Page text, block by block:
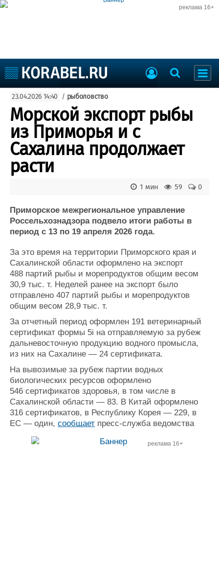
реклама 16+
Судоходство
Судоремонт
События
Пресс-релизы
Порты
Рыболовство
ВМФ
Образование
Яхты и катера
Еще
Пульс
Новости
Компании
Работа
Крюинг
Журнал
Реклама
Доска объявлений
Продажа флота
Оборудование
Материалы
Услуги
Конференции
Выставки и семинары
Личности
Словарь
Флот
Галерея флота
Форум
Отзывы
Все службы
23.04.2026 14:40 / рыболовство
Морской экспорт рыбы
из Приморья и с
Сахалина продолжает
расти
0
59
1 мин
Приморское межрегиональное управление
Россельхознадзора подвело итоги работы в
период с 13 по 19 апреля 2026 года.
За это время на территории Приморского края и
Сахалинской области оформлено на экспорт
488 партий рыбы и морепродуктов общим весом
30,9 тыс. т. Неделей ранее на экспорт было
отправлено 407 партий рыбы и морепродуктов
общим весом 28,9 тыс. т.
За отчетный период оформлен 191 ветеринарный
сертификат формы 5i на отправляемую за рубеж
дальневосточную продукцию водного промысла,
из них на Сахалине — 24 сертификата.
На вывозимые за рубеж партии водных
биологических ресурсов оформлено
546 сертификатов здоровья, в том числе в
Сахалинской области — 83. В Китай оформлено
316 сертификатов, в Республику Корея — 229, в
ЕС — один, сообщает пресс-служба ведомства
реклама 16+